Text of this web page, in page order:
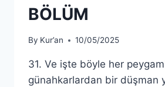
BÖLÜM
By Kur’an 10/05/2025
31. Ve işte böyle her
günahkarlardan bir düşman